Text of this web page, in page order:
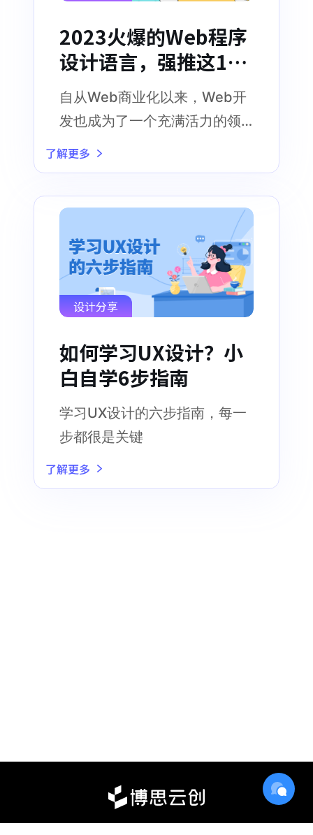
2023火爆的Web程序
设计语言，强推这12
个！
自从Web商业化以来，Web开
发也成为了一个充满活力的领
域，为就业者提供了大量的机
会
了解更多
设计分享
如何学习UX设计？小
白自学6步指南
学习UX设计的六步指南，每一
步都很是关键
了解更多